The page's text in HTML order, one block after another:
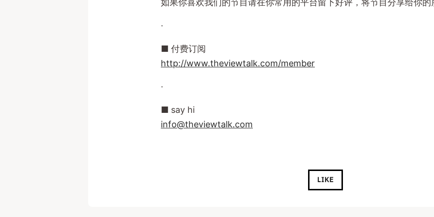
如果你喜欢我们的节目请在你常用的平台留下好评，将节目分享给你的
·
■ 付费订阅
http://www.theviewtalk.com/member
·
■ say hi
info@theviewtalk.com
LIKE